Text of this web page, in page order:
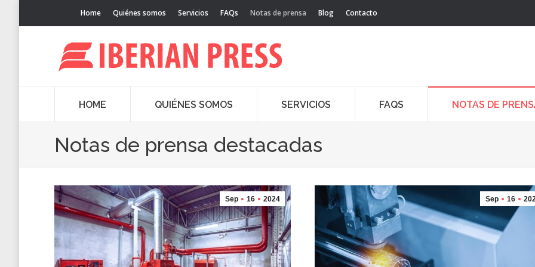
Home Quiénes somos Servicios FAQs Notas de prensa Blog Contacto
HOME QUIÉNES SOMOS SERVICIOS FAQS NOTAS DE
Notas de prensa destacadas
Sep 16 2024 Sep 16